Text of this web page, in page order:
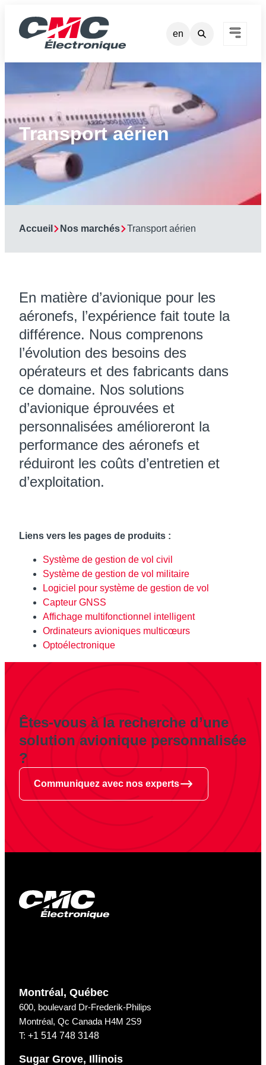
contenu
en
Transport aérien
Accueil Nos marchés Transport aérien
En matière d’avionique pour les
aéronefs, l’expérience fait toute la
différence. Nous comprenons
l’évolution des besoins des
opérateurs et des fabricants dans
ce domaine. Nos solutions
d’avionique éprouvées et
personnalisées amélioreront la
performance des aéronefs et
réduiront les coûts d’entretien et
d’exploitation.
Liens vers les pages de produits :
Système de gestion de vol civil
Système de gestion de vol militaire
Logiciel pour système de gestion de vol
Capteur GNSS
Affichage multifonctionnel intelligent
Ordinateurs avioniques multicœurs
Optoélectronique
Êtes-vous à la recherche d’une
solution avionique personnalisée
?
Communiquez avec nos experts
Montréal, Québec
600, boulevard Dr-Frederik-Philips
Montréal, Qc Canada H4M 2S9
T: +1 514 748 3148
Sugar Grove, Illinois